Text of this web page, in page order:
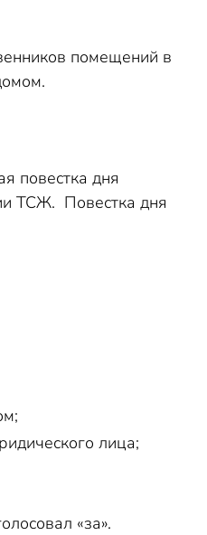
помещений в
повестка дня
ТСЖ. Повестка дня
лица;
«за».